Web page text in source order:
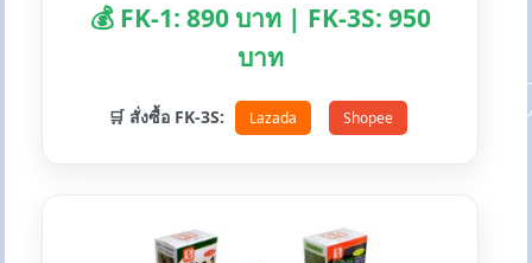
💰 FK-1: 890 บาท | FK-3S: 950
บาท
🛒 สั่งซื้อ FK-3S: Lazada Shopee